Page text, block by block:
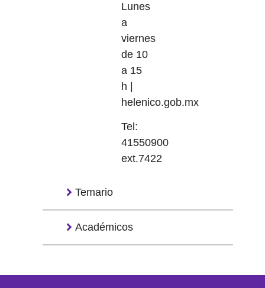
Temario
Académicos
Lunes
a
viernes
de 10
a 15
h |
helenico.gob.mx
Tel:
41550900
ext.7422